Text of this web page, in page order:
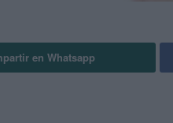
en Whatsapp